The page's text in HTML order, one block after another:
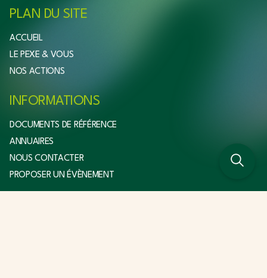
PLAN DU SITE
ACCUEIL
LE PEXE & VOUS
NOS ACTIONS
INFORMATIONS
DOCUMENTS DE RÉFÉRENCE
ANNUAIRES
NOUS CONTACTER
PROPOSER UN ÉVÈNEMENT